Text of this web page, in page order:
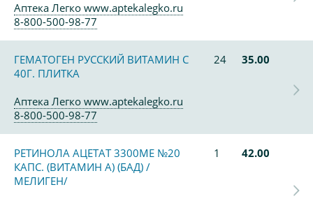
Аптека Легко www.aptekalegko.ru
8-800-500-98-77
ГЕМАТОГЕН РУССКИЙ ВИТАМИН С
40Г. ПЛИТКА
24 35.00
Аптека Легко www.aptekalegko.ru
8-800-500-98-77
РЕТИНОЛА АЦЕТАТ 3300МЕ №20
КАПС. (ВИТАМИН А) (БАД) /
МЕЛИГЕН/
1 42.00